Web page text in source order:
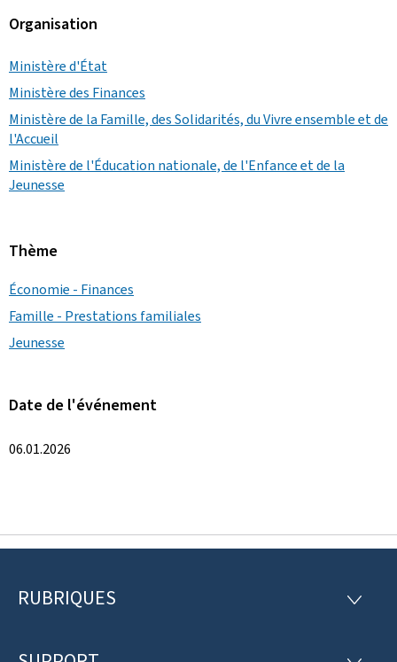
Organisation
Ministère d'État
Ministère des Finances
Ministère de la Famille, des Solidarités, du Vivre ensemble et de
l'Accueil
Ministère de l'Éducation nationale, de l'Enfance et de la
Jeunesse
Thème
Économie - Finances
Famille - Prestations familiales
Jeunesse
Date de l'événement
06.01.2026
P
RUBRIQUES
R
R